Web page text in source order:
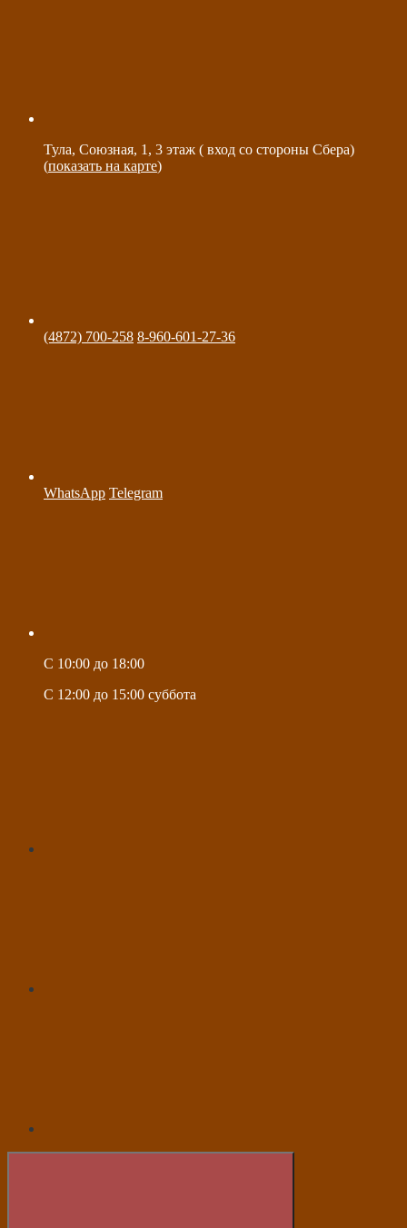
Тула, Союзная, 1, 3 этаж ( вход со стороны Сбера)
(показать на карте)
(4872) 700-258 8-960-601-27-36
WhatsApp Telegram
C 10:00 до 18:00
C 12:00 до 15:00 суббота